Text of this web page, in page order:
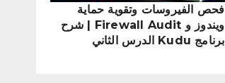
فحص الفيروسات وتقوية حماية
ويندوز و Firewall Audit | شرح
برنامج Kudu الدرس الثاني